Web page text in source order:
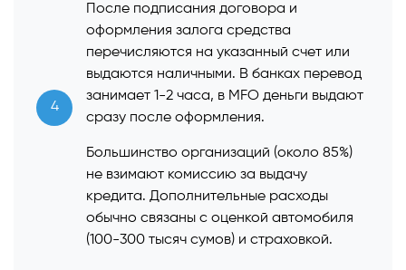
4
После подписания договора и
оформления залога средства
перечисляются на указанный счет или
выдаются наличными. В банках перевод
занимает 1-2 часа, в MFO деньги выдают
сразу после оформления.
Большинство организаций (около 85%)
не взимают комиссию за выдачу
кредита. Дополнительные расходы
обычно связаны с оценкой автомобиля
(100-300 тысяч сумов) и страховкой.